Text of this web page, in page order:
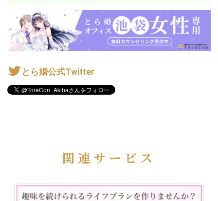
とら婚公式Twitter
関連サービス